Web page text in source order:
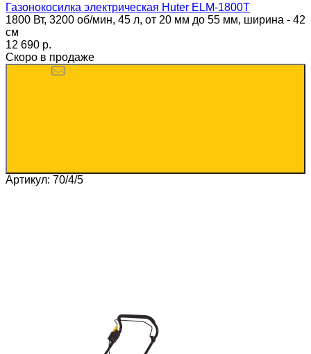
Газонокосилка электрическая Huter ELM-1800T
1800 Вт, 3200 об/мин, 45 л, от 20 мм до 55 мм, ширина - 42
см
12 690 p.
Скоро в продаже
Артикул: 70/4/5